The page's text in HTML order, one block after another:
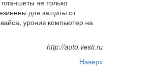
не только
для защиты от
уронив компьютер на
http://auto.vesti.ru
Наверх